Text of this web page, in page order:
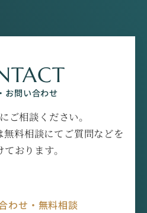
お問い合わせ
ご相談ください。
料相談にてご質問などを
おります。
わせ・無料相談